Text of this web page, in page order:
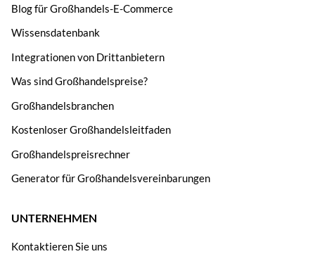
Blog für Großhandels-E-Commerce
Wissensdatenbank
Integrationen von Drittanbietern
Was sind Großhandelspreise?
Großhandelsbranchen
Kostenloser Großhandelsleitfaden
Großhandelspreisrechner
Generator für Großhandelsvereinbarungen
UNTERNEHMEN
Kontaktieren Sie uns